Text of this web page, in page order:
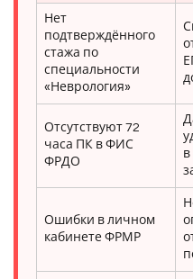
Нет
подтверждённого
стажа по
специальности
«Неврология»
Отсутствуют 72
часа ПК в ФИС
ФРДО
в
Ошибки в личном
кабинете ФРМР